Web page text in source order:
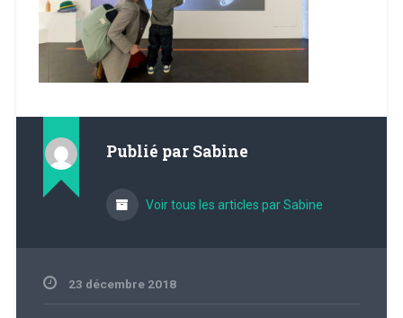
Publié par Sabine
Voir tous les articles par Sabine
23 décembre 2018